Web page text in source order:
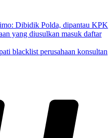
Dibidik Polda, dipantau KPK
yang diusulkan masuk daftar
blacklist perusahaan konsultan